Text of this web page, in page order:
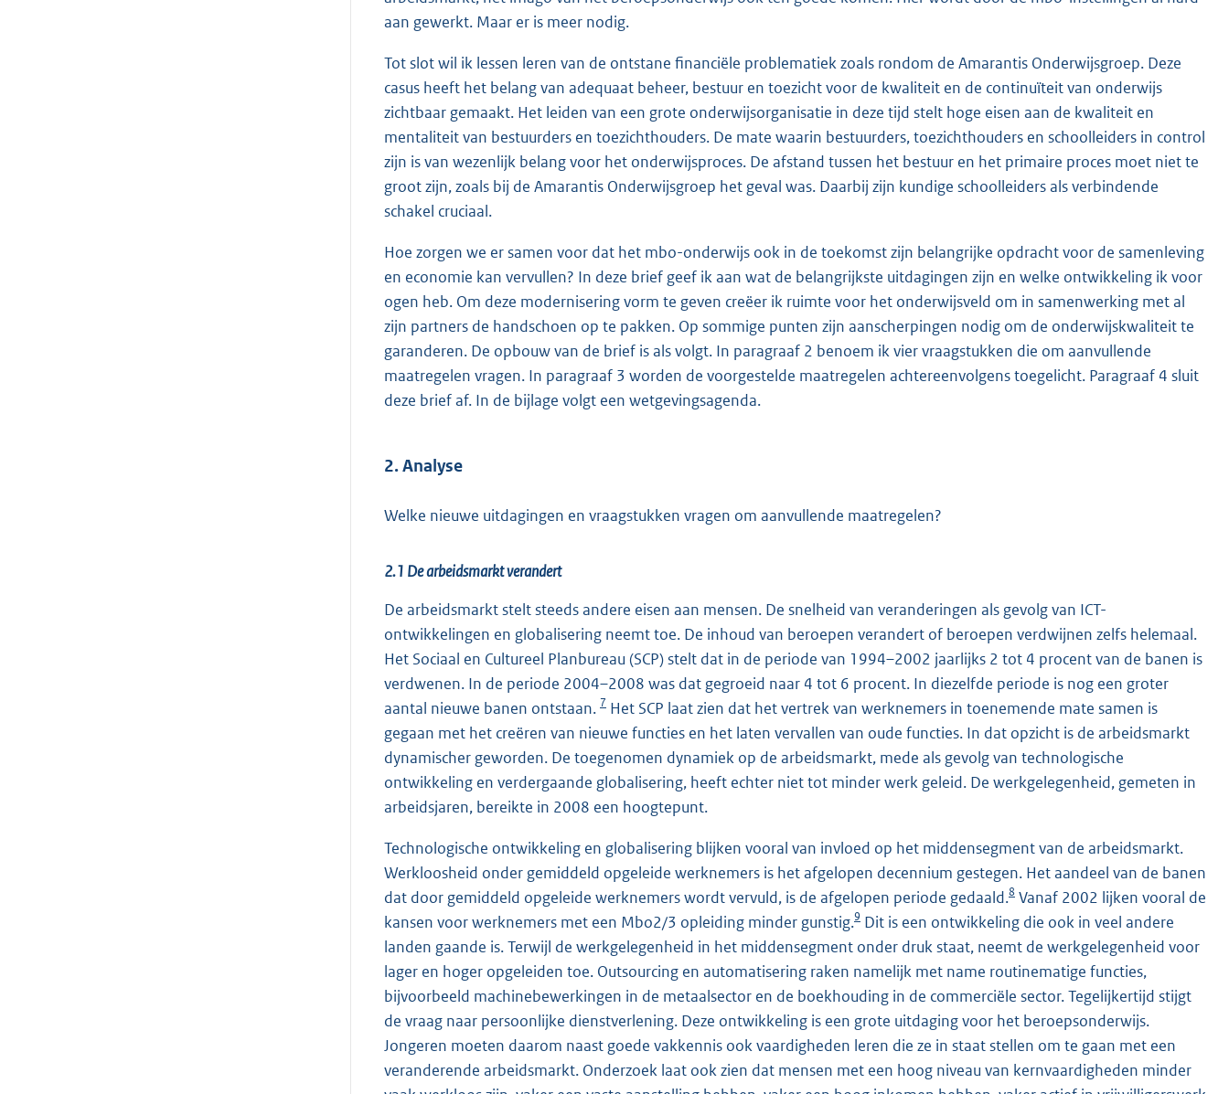
aan gewerkt. Maar er is meer nodig.
Tot slot wil ik lessen leren van de ontstane financiële problematiek zoals rondom de Amarantis Onderwijsgroep. Deze
casus heeft het belang van adequaat beheer, bestuur en toezicht voor de kwaliteit en de continuïteit van onderwijs
zichtbaar gemaakt. Het leiden van een grote onderwijsorganisatie in deze tijd stelt hoge eisen aan de kwaliteit en
mentaliteit van bestuurders en toezichthouders. De mate waarin bestuurders, toezichthouders en schoolleiders in control
zijn is van wezenlijk belang voor het onderwijsproces. De afstand tussen het bestuur en het primaire proces moet niet te
groot zijn, zoals bij de Amarantis Onderwijsgroep het geval was. Daarbij zijn kundige schoolleiders als verbindende
schakel cruciaal.
Hoe zorgen we er samen voor dat het mbo-onderwijs ook in de toekomst zijn belangrijke opdracht voor de samenleving
en economie kan vervullen? In deze brief geef ik aan wat de belangrijkste uitdagingen zijn en welke ontwikkeling ik voor
ogen heb. Om deze modernisering vorm te geven creëer ik ruimte voor het onderwijsveld om in samenwerking met al
zijn partners de handschoen op te pakken. Op sommige punten zijn aanscherpingen nodig om de onderwijskwaliteit te
garanderen. De opbouw van de brief is als volgt. In paragraaf 2 benoem ik vier vraagstukken die om aanvullende
maatregelen vragen. In paragraaf 3 worden de voorgestelde maatregelen achtereenvolgens toegelicht. Paragraaf 4 sluit
deze brief af. In de bijlage volgt een wetgevingsagenda.
2. Analyse
Welke nieuwe uitdagingen en vraagstukken vragen om aanvullende maatregelen?
2.1 De arbeidsmarkt verandert
De arbeidsmarkt stelt steeds andere eisen aan mensen. De snelheid van veranderingen als gevolg van ICT-
ontwikkelingen en globalisering neemt toe. De inhoud van beroepen verandert of beroepen verdwijnen zelfs helemaal.
Het Sociaal en Cultureel Planbureau (SCP) stelt dat in de periode van 1994–2002 jaarlijks 2 tot 4 procent van de banen is
verdwenen. In de periode 2004–2008 was dat gegroeid naar 4 tot 6 procent. In diezelfde periode is nog een groter
aantal nieuwe banen ontstaan. 7 Het SCP laat zien dat het vertrek van werknemers in toenemende mate samen is
gegaan met het creëren van nieuwe functies en het laten vervallen van oude functies. In dat opzicht is de arbeidsmarkt
dynamischer geworden. De toegenomen dynamiek op de arbeidsmarkt, mede als gevolg van technologische
ontwikkeling en verdergaande globalisering, heeft echter niet tot minder werk geleid. De werkgelegenheid, gemeten in
arbeidsjaren, bereikte in 2008 een hoogtepunt.
Technologische ontwikkeling en globalisering blijken vooral van invloed op het middensegment van de arbeidsmarkt.
Werkloosheid onder gemiddeld opgeleide werknemers is het afgelopen decennium gestegen. Het aandeel van de banen
dat door gemiddeld opgeleide werknemers wordt vervuld, is de afgelopen periode gedaald.8 Vanaf 2002 lijken vooral de
kansen voor werknemers met een Mbo2/3 opleiding minder gunstig.9 Dit is een ontwikkeling die ook in veel andere
landen gaande is. Terwijl de werkgelegenheid in het middensegment onder druk staat, neemt de werkgelegenheid voor
lager en hoger opgeleiden toe. Outsourcing en automatisering raken namelijk met name routinematige functies,
bijvoorbeeld machinebewerkingen in de metaalsector en de boekhouding in de commerciële sector. Tegelijkertijd stijgt
de vraag naar persoonlijke dienstverlening. Deze ontwikkeling is een grote uitdaging voor het beroepsonderwijs.
Jongeren moeten daarom naast goede vakkennis ook vaardigheden leren die ze in staat stellen om te gaan met een
veranderende arbeidsmarkt. Onderzoek laat ook zien dat mensen met een hoog niveau van kernvaardigheden minder